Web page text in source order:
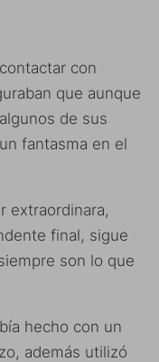
con
que aunque
de sus
fantasma en el
extraordinara,
final, sigue
son lo que
hecho con un
además utilizó